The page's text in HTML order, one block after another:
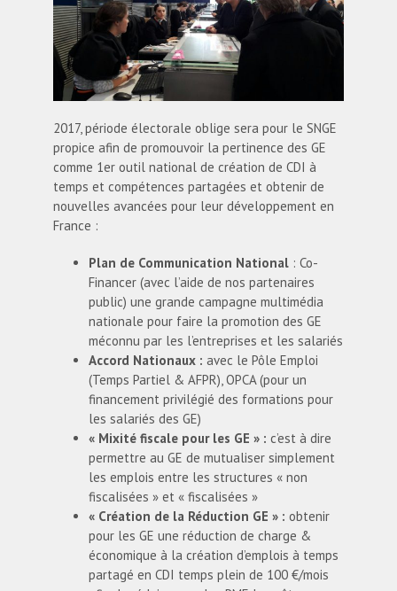
2017, période électorale oblige sera pour le SNGE
propice afin de promouvoir la pertinence des GE
comme 1er outil national de création de CDI à
temps et compétences partagées et obtenir de
nouvelles avancées pour leur développement en
France :
Plan de Communication National : Co-
Financer (avec l’aide de nos partenaires
public) une grande campagne multimédia
nationale pour faire la promotion des GE
méconnu par les l’entreprises et les salariés
Accord Nationaux : avec le Pôle Emploi
(Temps Partiel & AFPR), OPCA (pour un
financement privilégié des formations pour
les salariés des GE)
« Mixité fiscale pour les GE » : c’est à dire
permettre au GE de mutualiser simplement
les emplois entre les structures « non
fiscalisées » et « fiscalisées »
« Création de la Réduction GE » : obtenir
pour les GE une réduction de charge &
économique à la création d’emplois à temps
partagé en CDI temps plein de 100 €/mois